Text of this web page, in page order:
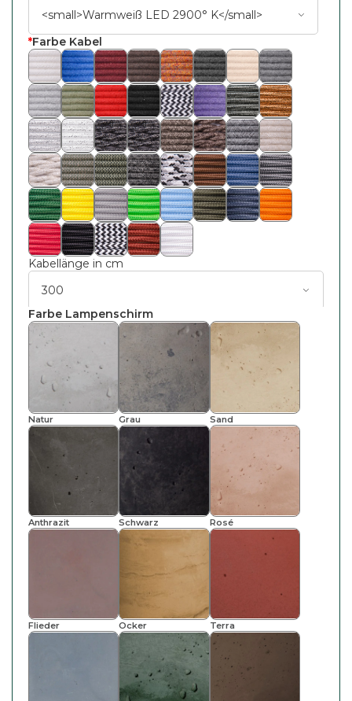
*Farbe Kabel
Kabellänge in cm
Farbe Lampenschirm
Natur Grau Sand
Anthrazit Schwarz Rosé
Flieder Ocker Terra